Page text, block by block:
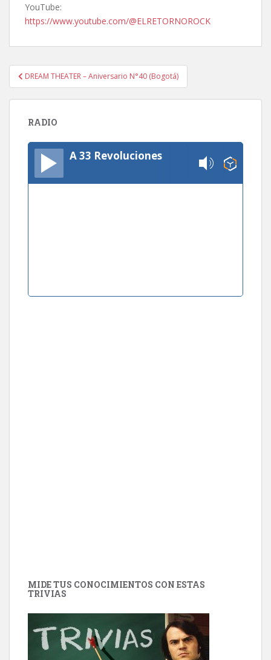
YouTube:
https://www.youtube.com/@ELRETORNOROCK
Navegación
de
entradas
DREAM THEATER – Aniversario N°40 (Bogotá)
RADIO
A 33 Revoluciones
MIDE TUS CONOCIMIENTOS CON ESTAS
TRIVIAS